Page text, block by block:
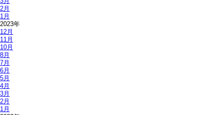
2月
1月
2023年
12月
11月
10月
8月
7月
6月
5月
4月
3月
2月
1月